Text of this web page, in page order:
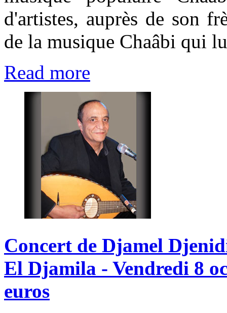
d'artistes, auprès de son
de la musique Chaâbi qui
Read more
Concert de Djamel
El Djamila - Vendredi 8
euros